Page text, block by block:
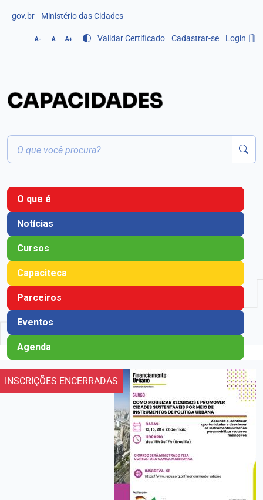
gov.br Ministério das Cidades
A- A A+ Validar Certificado Cadastrar-se Login
O que é
Notícias
Cursos
Capaciteca
Parceiros
Eventos
Agenda
INSCRIÇÕES ENCERRADAS